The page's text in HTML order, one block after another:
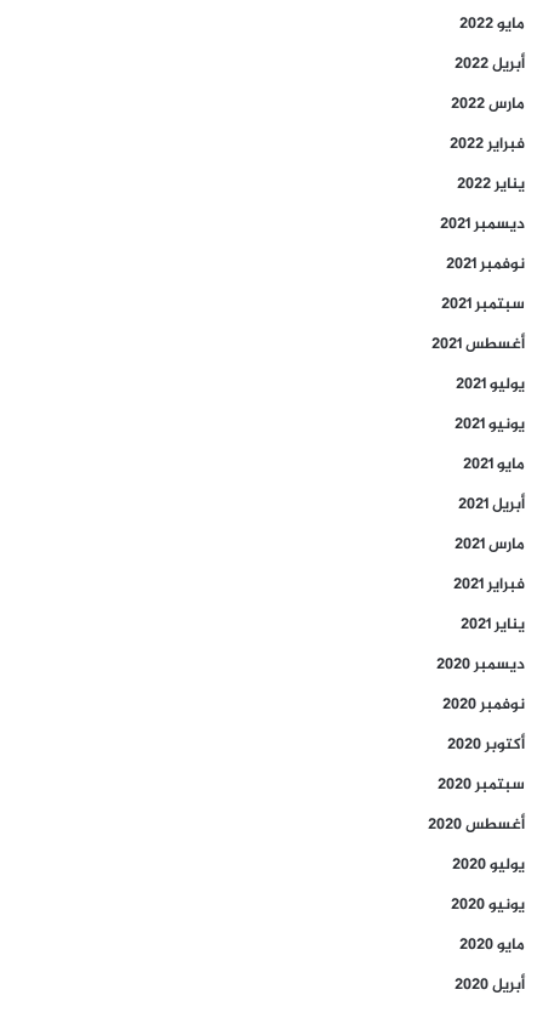
مايو 2022
أبريل 2022
مارس 2022
فبراير 2022
يناير 2022
ديسمبر 2021
نوفمبر 2021
سبتمبر 2021
أغسطس 2021
يوليو 2021
يونيو 2021
مايو 2021
أبريل 2021
مارس 2021
فبراير 2021
يناير 2021
ديسمبر 2020
نوفمبر 2020
أكتوبر 2020
سبتمبر 2020
أغسطس 2020
يوليو 2020
يونيو 2020
مايو 2020
أبريل 2020